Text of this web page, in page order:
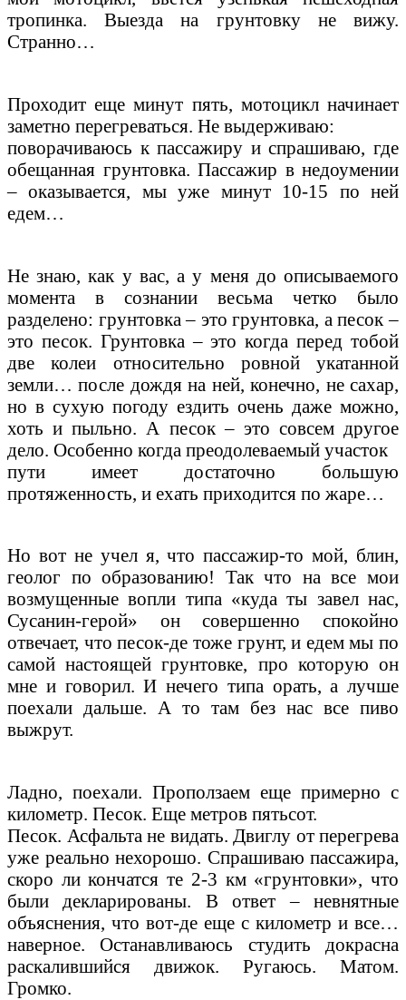
тропинка. Выезда на грунтовку не вижу.
Странно…
Проходит еще минут пять, мотоцикл начинает
заметно перегреваться. Не выдерживаю:
поворачиваюсь к пассажиру и спрашиваю, где
обещанная грунтовка. Пассажир в недоумении
– оказывается, мы уже минут 10-15 по ней
едем…
Не знаю, как у вас, а у меня до описываемого
момента в сознании весьма четко было
разделено: грунтовка – это грунтовка, а песок –
это песок. Грунтовка – это когда перед тобой
две колеи относительно ровной укатанной
земли… после дождя на ней, конечно, не сахар,
но в сухую погоду ездить очень даже можно,
хоть и пыльно. А песок – это совсем другое
дело. Особенно когда преодолеваемый участок
пути имеет достаточно большую
протяженность, и ехать приходится по жаре…
Но вот не учел я, что пассажир-то мой, блин,
геолог по образованию! Так что на все мои
возмущенные вопли типа «куда ты завел нас,
Сусанин-герой» он совершенно спокойно
отвечает, что песок-де тоже грунт, и едем мы по
самой настоящей грунтовке, про которую он
мне и говорил. И нечего типа орать, а лучше
поехали дальше. А то там без нас все пиво
выжрут.
Ладно, поехали. Проползаем еще примерно с
километр. Песок. Еще метров пятьсот.
Песок. Асфальта не видать. Двиглу от перегрева
уже реально нехорошо. Спрашиваю пассажира,
скоро ли кончатся те 2-3 км «грунтовки», что
были декларированы. В ответ – невнятные
объяснения, что вот-де еще с километр и все…
наверное. Останавливаюсь студить докрасна
раскалившийся движок. Ругаюсь. Матом.
Громко.